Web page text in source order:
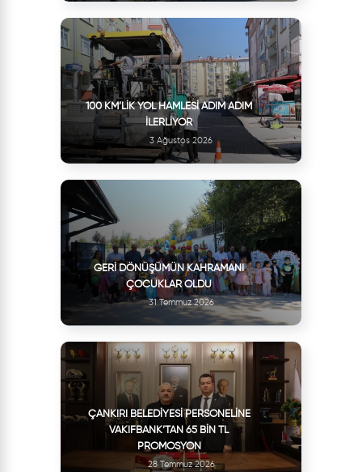
100 KM’LIK YOL HAMLESI ADIM ADIM
İLERLIYOR
3 Ağustos 2026
GERI DÖNÜŞÜMÜN KAHRAMANI
ÇOCUKLAR OLDU
31 Temmuz 2026
ÇANKIRI BELEDIYESI PERSONELINE
VAKIFBANK’TAN 65 BIN TL
PROMOSYON
28 Temmuz 2026